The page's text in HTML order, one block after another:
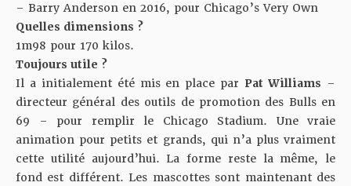
– Barry Anderson en 2016, pour Chicago’s Very Own
Quelles dimensions ?
1m98 pour 170 kilos.
Toujours utile ?
Il a initialement été mis en place par Pat Williams –
directeur général des outils de promotion des Bulls en
69 – pour remplir le Chicago Stadium. Une vraie
animation pour petits et grands, qui n’a plus vraiment
cette utilité aujourd’hui. La forme reste la même, le
fond est différent. Les mascottes sont maintenant des